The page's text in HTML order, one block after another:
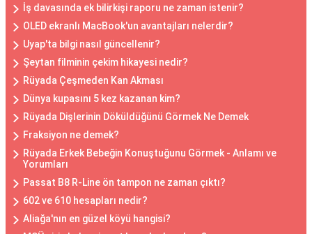
İş davasında ek bilirkişi raporu ne zaman istenir?
OLED ekranlı MacBook'un avantajları nelerdir?
Uyap'ta bilgi nasıl güncellenir?
Şeytan filminin çekim hikayesi nedir?
Rüyada Çeşmeden Kan Akması
Dünya kupasını 5 kez kazanan kim?
Rüyada Dişlerinin Döküldüğünü Görmek Ne Demek
Fraksiyon ne demek?
Rüyada Erkek Bebeğin Konuştuğunu Görmek - Anlamı ve
Yorumları
Passat B8 R-Line ön tampon ne zaman çıktı?
602 ve 610 hesapları nedir?
Aliağa'nın en güzel köyü hangisi?